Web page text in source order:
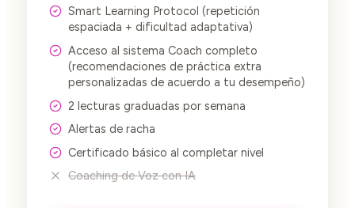
Smart Learning Protocol (repetición
espaciada + dificultad adaptativa)
Acceso al sistema Coach completo
(recomendaciones de práctica extra
personalizadas de acuerdo a tu desempeño)
2 lecturas graduadas por semana
Alertas de racha
Certificado básico al completar nivel
Coaching de Voz con IA